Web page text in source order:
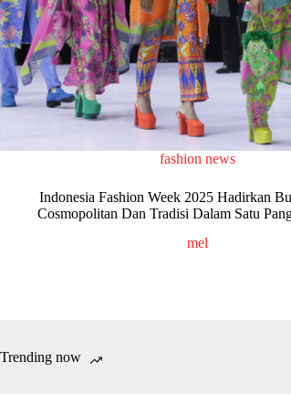
fashion news
Indonesia Fashion Week 2025 Hadirkan
Cosmopolitan Dan Tradisi Dalam Satu
mel
Trending now